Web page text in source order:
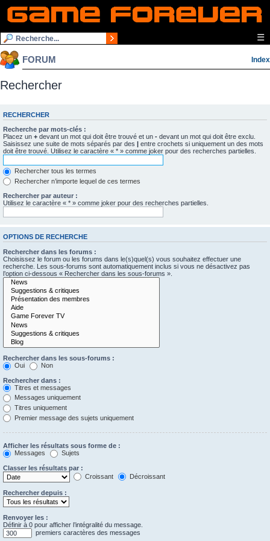
☰
FORUM Index
Rechercher
RECHERCHER
Recherche par mots-clés :
Placez un + devant un mot qui doit être trouvé et un - devant un mot qui doit être exclu.
Saisissez une suite de mots séparés par des | entre crochets si uniquement un des mots
doit être trouvé. Utilisez le caractère « * » comme joker pour des recherches partielles.
Rechercher tous les termes
Rechercher n’importe lequel de ces termes
Rechercher par auteur :
Utilisez le caractère « * » comme joker pour des recherches partielles.
OPTIONS DE RECHERCHE
Rechercher dans les forums :
Choisissez le forum ou les forums dans le(s)quel(s) vous souhaitez effectuer une
recherche. Les sous-forums sont automatiquement inclus si vous ne désactivez pas
l’option ci-dessous « Rechercher dans les sous-forums ».
Rechercher dans les sous-forums :
Oui
Non
Rechercher dans :
Titres et messages
Messages uniquement
Titres uniquement
Premier message des sujets uniquement
Afficher les résultats sous forme de :
Messages
Sujets
Classer les résultats par :
Croissant
Décroissant
Rechercher depuis :
Renvoyer les :
Définir à 0 pour afficher l’intégralité du message.
premiers caractères des messages